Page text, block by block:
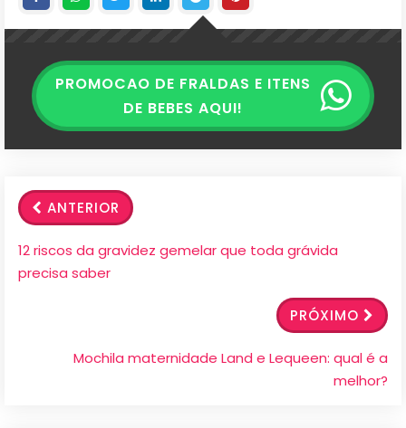
PROMOCAO DE FRALDAS E ITENS
DE BEBES AQUI!
ANTERIOR
12 riscos da gravidez gemelar que toda grávida
precisa saber
PRÓXIMO
Mochila maternidade Land e Lequeen: qual é a
melhor?